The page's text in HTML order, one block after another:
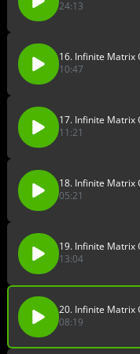
24:13
16. Infinite Matrix
10:47
17. Infinite Matrix
11:21
18. Infinite Matrix
05:21
19. Infinite Matrix
13:04
20. Infinite Matrix
08:19